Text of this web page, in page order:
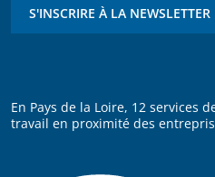
S'INSCRIRE À LA NEWSLETTER
En Pays de la Loire, 12 services
travail en proximité des